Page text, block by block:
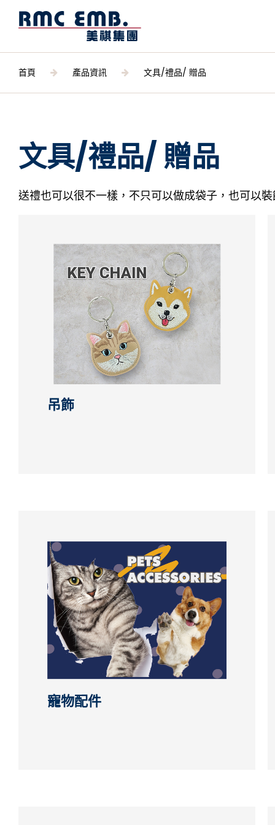
首頁 產品資訊 文具/禮品/ 贈品
文具/禮品/ 贈品
送禮也可以很不一樣，不只可以做成袋子，也可以
吊飾
寵物配件
產品資訊
刺繡布章 / 各式標類
文具/禮品/ 贈品
日常用品
DIY手作
副料配件
環保/特殊材料
繡標背面做法